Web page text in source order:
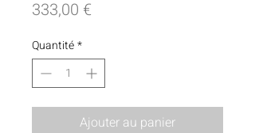
333,00 €
Quantité*
Ajouter au panier